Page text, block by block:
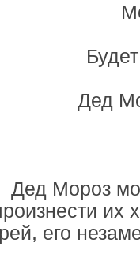
Дед
Дед Мороз
их
его